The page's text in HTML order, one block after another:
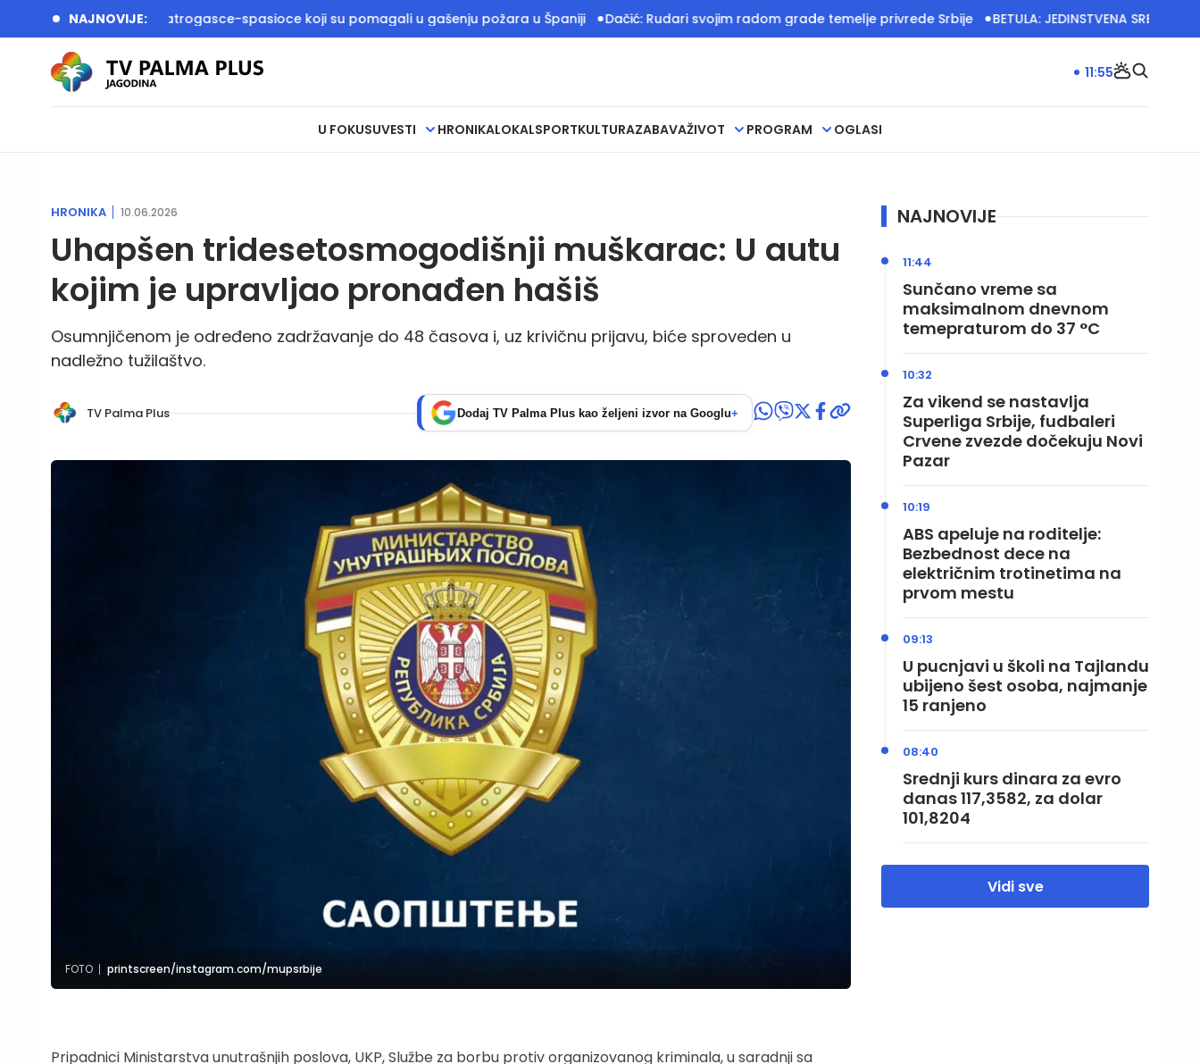
NAJNOVIJE:
dočekali vatrogasce-spasioce koji su pomagali u gašenju požara u Španiji Dačić: Rudari svojim radom grade temelje privrede Srbije BETULA: JEDINSTVENA SRBIJA IMA VELIKO
U FOKUSUVESTI HRONIKALOKALSPORTKULTURAZABAVAŽIVOT PROGRAM OGLASI
11:55
HRONIKA 10.06.2026
Uhapšen tridesetosmogodišnji muškarac: U autu
kojim je upravljao pronađen hašiš
Osumnjičenom je određeno zadržavanje do 48 časova i, uz krivičnu prijavu, biće sproveden u
nadležno tužilaštvo.
TV Palma Plus Dodaj TV Palma Plus kao željeni izvor na Googlu+
FOTO printscreen/instagram.com/mupsrbije
Pripadnici Ministarstva unutrašnjih poslova, UKP, Službe za borbu protiv organizovanog kriminala, u saradnji sa
NAJNOVIJE
Sunčano vreme sa
maksimalnom dnevnom
temepraturom do 37 °C
11:44
Za vikend se nastavlja
Superliga Srbije, fudbaleri
Crvene zvezde dočekuju Novi
Pazar
10:32
ABS apeluje na roditelje:
Bezbednost dece na
električnim trotinetima na
prvom mestu
10:19
U pucnjavi u školi na Tajlandu
ubijeno šest osoba, najmanje
15 ranjeno
09:13
Srednji kurs dinara za evro
danas 117,3582, za dolar
101,8204
08:40
Vidi sve